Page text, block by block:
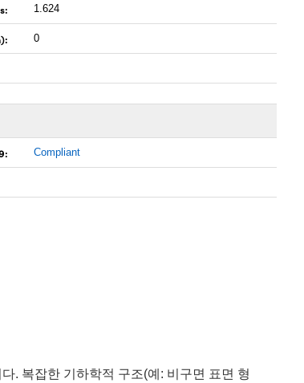
1.624
0
Compliant
. 복잡한 기하학적 구조(예: 비구면 표면 형